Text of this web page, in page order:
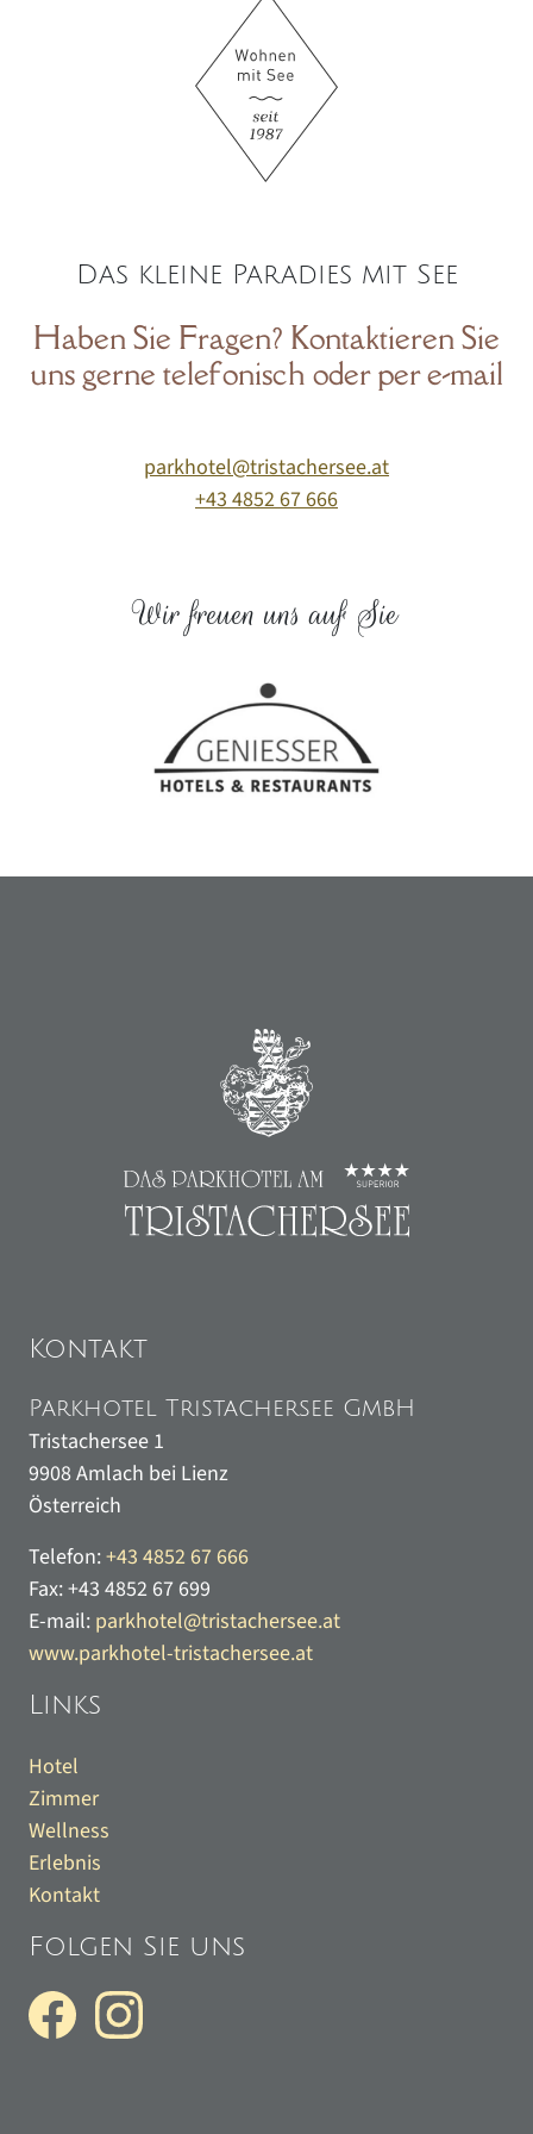
Das kleine Paradies mit See
Haben Sie Fragen? Kontaktieren Sie
uns gerne telefonisch oder per e-mail
parkhotel@tristachersee.at
+43 4852 67 666
Wir freuen uns auf Sie
Kontakt
Parkhotel Tristachersee GmbH
Tristachersee 1
9908 Amlach bei Lienz
Österreich
Telefon:+43 4852 67 666
Fax:+43 4852 67 699
E-mail: parkhotel@tristachersee.at
www.parkhotel-tristachersee.at
Links
Hotel
Zimmer
Wellness
Erlebnis
Kontakt
Folgen Sie uns